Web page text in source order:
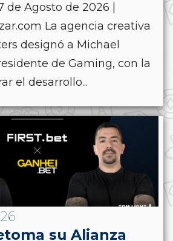
de Agosto de 2026 |
La agencia creativa
designó a Michael
de Gaming, con la
el desarrollo...
su Alianza